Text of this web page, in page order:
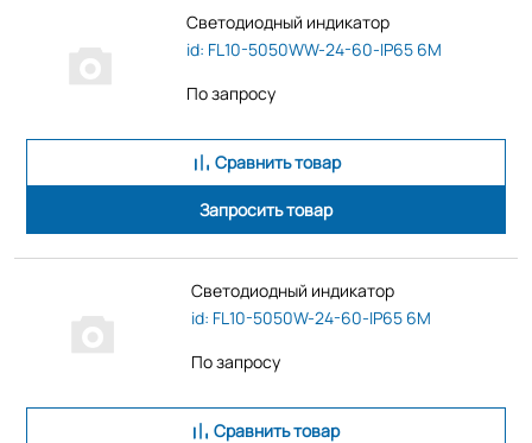
Светодиодный индикатор
id: FL10-5050WW-24-60-IP65 6M
По запросу
Сравнить товар
Запросить товар
Светодиодный индикатор
id: FL10-5050W-24-60-IP65 6M
По запросу
Сравнить товар